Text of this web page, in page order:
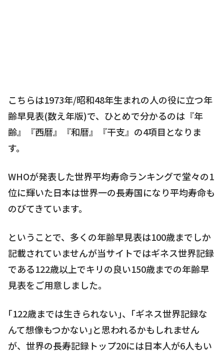
こちらは1973年/昭和48年生まれの人の役に立つ年
齢早見表(数え年版)で、ひとめで分かるのは『年
齢』『西暦』『和暦』『干支』の4項目となりま
す。
WHOが発表した世界平均寿命ランキングで堂々の1
位に輝いた日本は世界一の長寿国になり平均寿命も
のびてきています。
ということで、多くの年齢早見表は100歳までしか
記載されていませんが当サイトではギネス世界記録
である122歳以上でキリの良い150歳までの年齢早
見表をご用意しました。
｢122歳までは生きられない｣、｢ギネス世界記録な
んて想像もつかない｣と思われるかもしれません
が、世界の長寿記録トップ20には日本人が6人もい